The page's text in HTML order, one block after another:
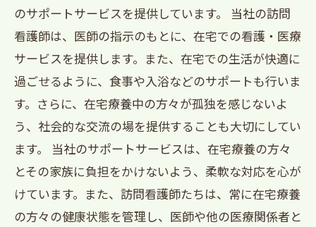
のサポートサービスを提供しています。 当社の訪問
看護師は、医師の指示のもとに、在宅での看護・医療
サービスを提供します。また、在宅での生活が快適に
過ごせるように、食事や入浴などのサポートも行いま
す。さらに、在宅療養中の方々が孤独を感じないよ
う、社会的な交流の場を提供することも大切にしてい
ます。 当社のサポートサービスは、在宅療養の方々
とその家族に負担をかけないよう、柔軟な対応を心が
けています。また、訪問看護師たちは、常に在宅療養
の方々の健康状態を管理し、医師や他の医療関係者と